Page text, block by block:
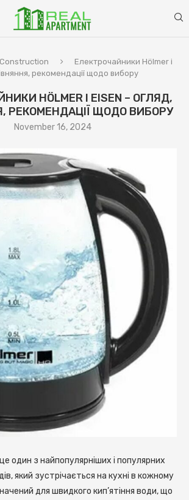
Електрочайники Hölmer і
рекомендації щодо вибору
HÖLMER І EISEN – ОГЛЯД,
РЕКОМЕНДАЦІЇ ЩОДО ВИБОРУ
November 16, 2024
один з найпопулярніших і популярних
який зустрічається на кухні в кожному
для швидкого кип’ятіння води, що